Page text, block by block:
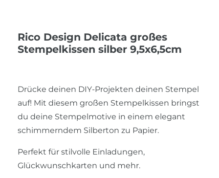
Rico Design Delicata großes
Stempelkissen silber 9,5x6,5cm
Drücke deinen DIY-Projekten deinen Stempel
auf! Mit diesem großen Stempelkissen bringst
du deine Stempelmotive in einem elegant
schimmerndem Silberton zu Papier.
Perfekt für stilvolle Einladungen,
Glückwunschkarten und mehr.